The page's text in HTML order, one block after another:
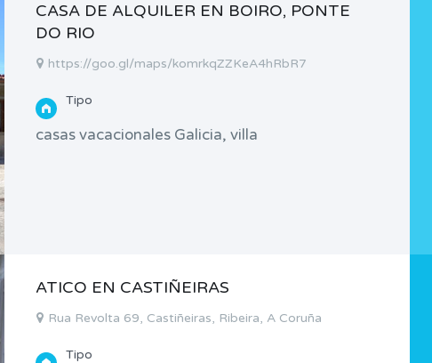
CASA DE ALQUILER EN BOIRO, PONTE
DO RIO
https://goo.gl/maps/komrkqZZKeA4hRbR7
Tipo
casas vacacionales Galicia, villa
ATICO EN CASTIÑEIRAS
Rua Revolta 69, Castiñeiras, Ribeira, A Coruña
Tipo